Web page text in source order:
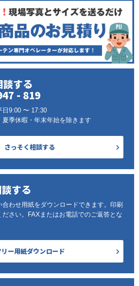
談する
- 819
日9:00 〜 17:30
夏季休暇・年末年始を除きます
さっそく相談する
する
合わせ用紙をダウンロードできます。印刷
ださい。FAXまたはお電話でのご返答とな
リー用紙ダウンロード